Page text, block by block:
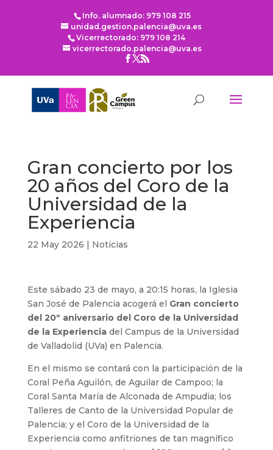
Info. alumnado: 979 108 215
unidad.gestion.palencia@uva.es
Vicerrectorado: 979 108 214
vicerrectorado.palencia@uva.es
Gran concierto por los
20 años del Coro de la
Universidad de la
Experiencia
22 May 2026 | Noticias
Este sábado 23 de mayo, a 20:15 horas, la Iglesia
San José de Palencia acogerá el Gran concierto
del 20º aniversario del Coro de la Universidad
de la Experienciadel Campus de la Universidad
de Valladolid (UVa) en Palencia.
En el mismo se contará con la participación de la
Coral Peña Aguilón, de Aguilar de Campoo; la
Coral Santa María de Alconada de Ampudia; los
Talleres de Canto de la Universidad Popular de
Palencia; y el Coro de la Universidad de la
Experiencia como anfitriones de tan magnífico